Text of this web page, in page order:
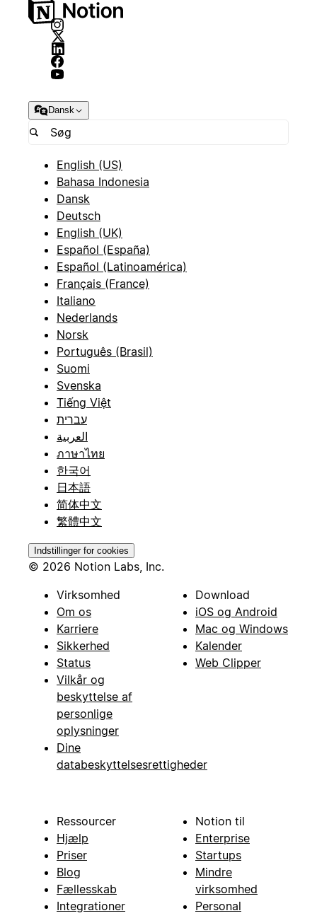
Dansk
English (US)
Bahasa Indonesia
Dansk
Deutsch
English (UK)
Español (España)
Español (Latinoamérica)
Français (France)
Italiano
Nederlands
Norsk
Português (Brasil)
Suomi
Svenska
Tiếng Việt
עברית
العربية
ภาษาไทย
한국어
日本語
简体中文
繁體中文
Indstillinger for cookies
© 2026 Notion Labs, Inc.
Virksomhed
Om os
Karriere
Sikkerhed
Status
Vilkår og
beskyttelse af
personlige
oplysninger
Dine
databeskyttelsesrettigheder
Download
iOS og Android
Mac og Windows
Kalender
Web Clipper
Ressourcer
Hjælp
Priser
Blog
Fællesskab
Integrationer
Notion til
Enterprise
Startups
Mindre
virksomhed
Personal